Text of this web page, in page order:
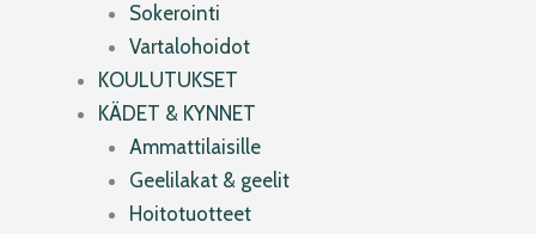
Sokerointi
Vartalohoidot
KOULUTUKSET
KÄDET & KYNNET
Ammattilaisille
Geelilakat & geelit
Hoitotuotteet